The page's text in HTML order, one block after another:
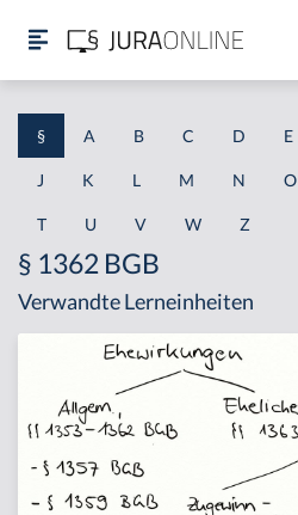
§ A B C D E
J K L M N O
T U V W Z
§ 1362 BGB
Verwandte Lerneinheiten